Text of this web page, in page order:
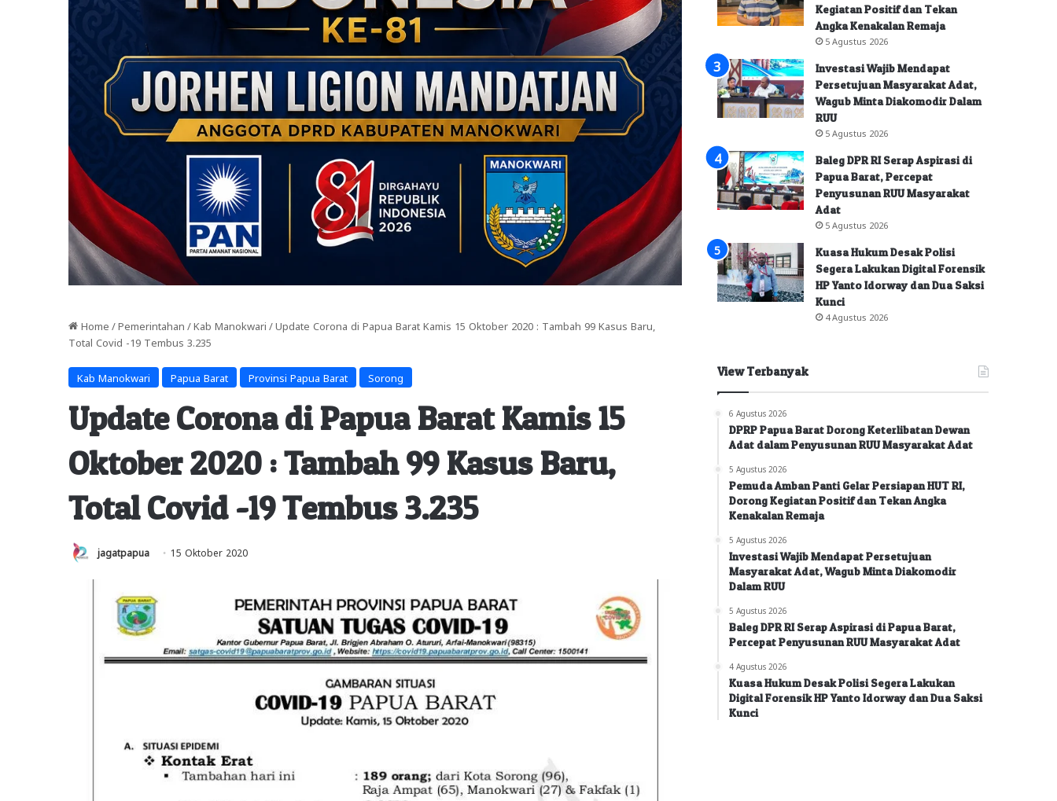
Home / Pemerintahan / Kab Manokwari / Update Corona di Papua Barat Kamis 15 Oktober 2020 : Tambah 99 Kasus Baru,
Total Covid -19 Tembus 3.235
Kab Manokwari Papua Barat Provinsi Papua Barat Sorong
Update Corona di Papua Barat Kamis 15
Oktober 2020 : Tambah 99 Kasus Baru,
Total Covid -19 Tembus 3.235
jagatpapua 15 Oktober 2020
Kegiatan Positif dan Tekan
Angka Kenakalan Remaja
5 Agustus 2026
Investasi Wajib Mendapat
Persetujuan Masyarakat Adat,
Wagub Minta Diakomodir Dalam
RUU
5 Agustus 2026
Baleg DPR RI Serap Aspirasi di
Papua Barat, Percepat
Penyusunan RUU Masyarakat
Adat
5 Agustus 2026
Kuasa Hukum Desak Polisi
Segera Lakukan Digital Forensik
HP Yanto Idorway dan Dua Saksi
Kunci
4 Agustus 2026
View Terbanyak
6 Agustus 2026
DPRP Papua Barat Dorong Keterlibatan Dewan
Adat dalam Penyusunan RUU Masyarakat Adat
5 Agustus 2026
Pemuda Amban Panti Gelar Persiapan HUT RI,
Dorong Kegiatan Positif dan Tekan Angka
Kenakalan Remaja
5 Agustus 2026
Investasi Wajib Mendapat Persetujuan
Masyarakat Adat, Wagub Minta Diakomodir
Dalam RUU
5 Agustus 2026
Baleg DPR RI Serap Aspirasi di Papua Barat,
Percepat Penyusunan RUU Masyarakat Adat
4 Agustus 2026
Kuasa Hukum Desak Polisi Segera Lakukan
Digital Forensik HP Yanto Idorway dan Dua Saksi
Kunci